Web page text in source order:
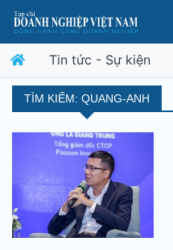
Tin tức - Sự kiện
TÌM KIẾM: QUANG-ANH